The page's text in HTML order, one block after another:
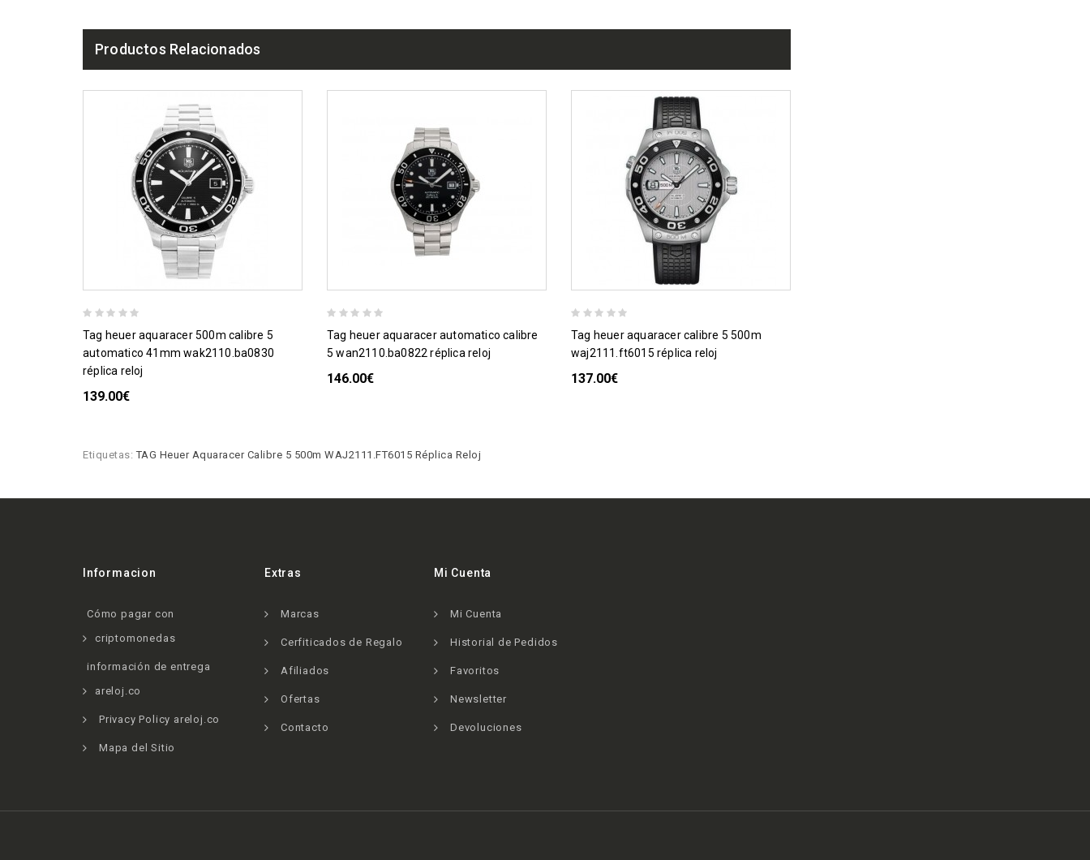
Productos Relacionados
tag heuer aquaracer 500m calibre 5
automatico 41mm wak2110.ba0830
réplica reloj
139.00€
tag heuer aquaracer automatico calibre
5 wan2110.ba0822 réplica reloj
146.00€
tag heuer aquaracer calibre 5 500m
waj2111.ft6015 réplica reloj
137.00€
Etiquetas:TAG Heuer Aquaracer Calibre 5 500m WAJ2111.FT6015 Réplica Reloj
Informacion
Cómo pagar con
criptomonedas
información de entrega
areloj.co
Privacy Policy areloj.co
Mapa del Sitio
Extras
Marcas
Cerfiticados de Regalo
Afiliados
Ofertas
Contacto
Mi Cuenta
Mi Cuenta
Historial de Pedidos
Favoritos
Newsletter
Devoluciones